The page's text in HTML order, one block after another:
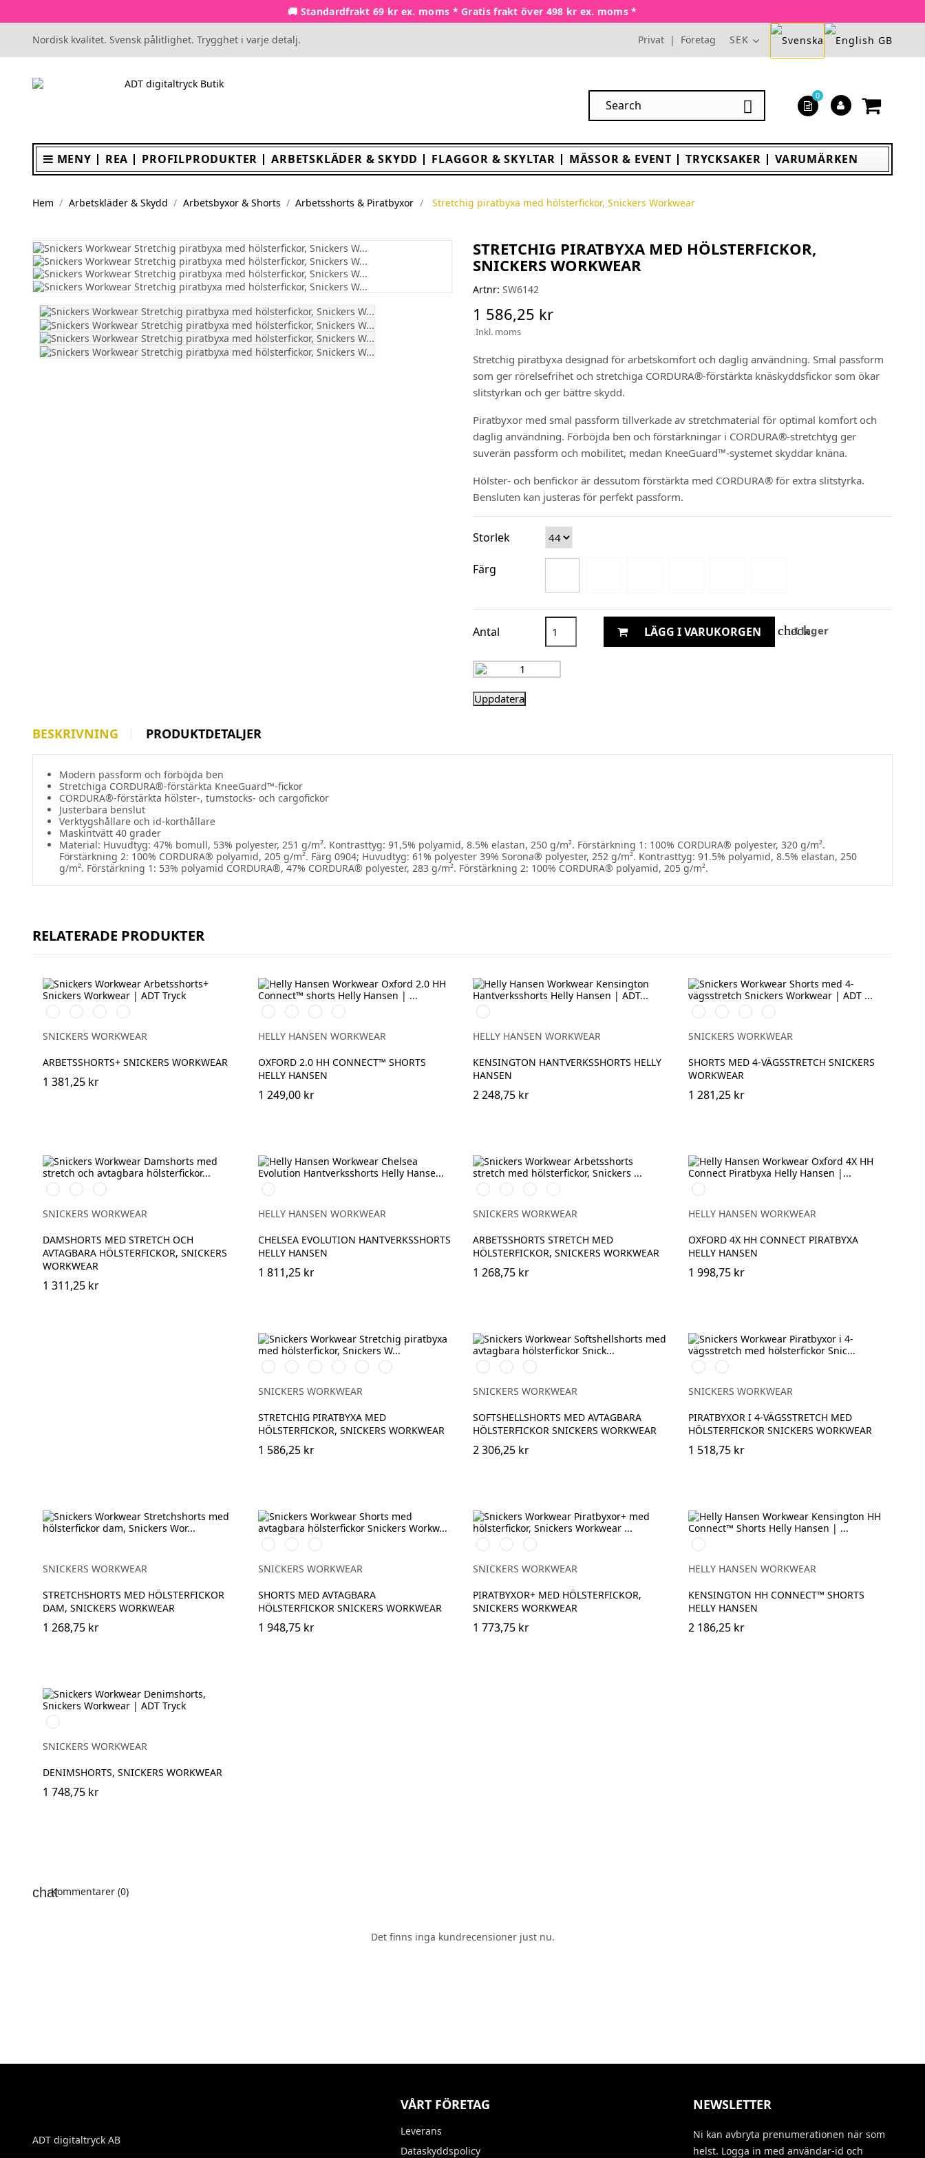
🚚 Standardfrakt 69 kr ex. moms * Gratis frakt över 498 kr ex. moms *
Nordisk kvalitet. Svensk pålitlighet. Trygghet i varje detalj. Privat | Företag SEK

0
MENY REA PROFILPRODUKTER ARBETSKLÄDER & SKYDD FLAGGOR & SKYLTAR MÄSSOR & EVENT TRYCKSAKER VARUMÄRKEN
Hem Arbetskläder & Skydd Arbetsbyxor & Shorts Arbetsshorts & Piratbyxor Stretchig piratbyxa med hölsterfickor, Snickers Workwear
STRETCHIG PIRATBYXA MED HÖLSTERFICKOR,
SNICKERS WORKWEAR
Artnr: SW6142
1 586,25 kr
Inkl. moms
Stretchig piratbyxa designad för arbetskomfort och daglig användning. Smal passform
som ger rörelsefrihet och stretchiga CORDURA®-förstärkta knäskyddsfickor som ökar
slitstyrkan och ger bättre skydd.
Piratbyxor med smal passform tillverkade av stretchmaterial för optimal komfort och
daglig användning. Förböjda ben och förstärkningar i CORDURA®-stretchtyg ger
suverän passform och mobilitet, medan KneeGuard™-systemet skyddar knäna.
Hölster- och benfickor är dessutom förstärkta med CORDURA® för extra slitstyrka.
Bensluten kan justeras för perfekt passform.
Storlek
Färg
Antal LÄGG I VARUKORGEN check
I lager
BESKRIVNING PRODUKTDETALJER
Modern passform och förböjda ben
Stretchiga CORDURA®-förstärkta KneeGuard™-fickor
CORDURA®-förstärkta hölster-, tumstocks- och cargofickor
Justerbara benslut
Verktygshållare och id-korthållare
Maskintvätt 40 grader
Material: Huvudtyg: 47% bomull, 53% polyester, 251 g/m². Kontrasttyg: 91,5% polyamid, 8.5% elastan, 250 g/m². Förstärkning 1: 100% CORDURA® polyester, 320 g/m².
Förstärkning 2: 100% CORDURA® polyamid, 205 g/m². Färg 0904; Huvudtyg: 61% polyester 39% Sorona® polyester, 252 g/m². Kontrasttyg: 91.5% polyamid, 8.5% elastan, 250
g/m². Förstärkning 1: 53% polyamid CORDURA®, 47% CORDURA® polyester, 283 g/m². Förstärkning 2: 100% CORDURA® polyamid, 205 g/m².
RELATERADE PRODUKTER
Stålgrå/Svart
Svart/Svart
Khakigrön/Svart
Marinblå/Svart
SNICKERS WORKWEAR
ARBETSSHORTS+ SNICKERS WORKWEAR
1 381,25 kr
990
BLACK
595
NAVY/STONE
599
NAVY/EBONY
999
BLACK/EBONY
HELLY HANSEN WORKWEAR
OXFORD 2.0 HH CONNECT™ SHORTS
HELLY HANSEN
1 249,00 kr
990
BLACK
HELLY HANSEN WORKWEAR
KENSINGTON HANTVERKSSHORTS HELLY
HANSEN
2 248,75 kr
Stålgrå/Svart
Svart/Svart
Khakigrön/Svart
Marinblå/Svart
SNICKERS WORKWEAR
SHORTS MED 4-VÄGSSTRETCH SNICKERS
WORKWEAR
1 281,25 kr
Svart/Svart
Khakigrön/Svart
Marinblå/Svart
SNICKERS WORKWEAR
DAMSHORTS MED STRETCH OCH
AVTAGBARA HÖLSTERFICKOR, SNICKERS
WORKWEAR
1 311,25 kr
992
BLACK
HELLY HANSEN WORKWEAR
CHELSEA EVOLUTION HANTVERKSSHORTS
HELLY HANSEN
1 811,25 kr
Vit/SvartStålgrå/Svart
Svart/SvartMarinblå/Svart
SNICKERS WORKWEAR
ARBETSSHORTS STRETCH MED
HÖLSTERFICKOR, SNICKERS WORKWEAR
1 268,75 kr
990
BLACK
HELLY HANSEN WORKWEAR
OXFORD 4X HH CONNECT PIRATBYXA
HELLY HANSEN
1 998,75 kr
Vit/SvartStålgrå/Svart
Svart/Svart
Khakigrön/Svart
Marinblå/Svart
khaki/Svart
SNICKERS WORKWEAR
STRETCHIG PIRATBYXA MED
HÖLSTERFICKOR, SNICKERS WORKWEAR
1 586,25 kr
Svart/Neongul
Äkta
blå/Marinblå
Khakigrön/Stålgrå
SNICKERS WORKWEAR
SOFTSHELLSHORTS MED AVTAGBARA
HÖLSTERFICKOR SNICKERS WORKWEAR
2 306,25 kr
Svart/SvartMarinblå/Svart
SNICKERS WORKWEAR
PIRATBYXOR I 4-VÄGSSTRETCH MED
HÖLSTERFICKOR SNICKERS WORKWEAR
1 518,75 kr
SNICKERS WORKWEAR
STRETCHSHORTS MED HÖLSTERFICKOR
DAM, SNICKERS WORKWEAR
1 268,75 kr
Stålgrå/Svart
Svart/SvartMarinblå/Svart
SNICKERS WORKWEAR
SHORTS MED AVTAGBARA
HÖLSTERFICKOR SNICKERS WORKWEAR
1 948,75 kr
Stålgrå/Svart
Svart/SvartMarinblå/Svart
SNICKERS WORKWEAR
PIRATBYXOR+ MED HÖLSTERFICKOR,
SNICKERS WORKWEAR
1 773,75 kr
990
BLACK
HELLY HANSEN WORKWEAR
KENSINGTON HH CONNECT™ SHORTS
HELLY HANSEN
2 186,25 kr
Denim\Black
SNICKERS WORKWEAR
DENIMSHORTS, SNICKERS WORKWEAR
1 748,75 kr
Kommentarer (0)
Det finns inga kundrecensioner just nu.
ADT digitaltryck AB
VÅRT FÖRETAG
Leverans
Dataskyddspolicy
NEWSLETTER
Ni kan avbryta prenumerationen när som
helst. Logga in med användar-id och